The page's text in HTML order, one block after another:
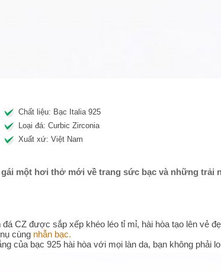
Chất liệu: Bạc Italia 925
Loại đá: Curbic Zirconia
Xuất xứ: Việt Nam
một hơi thở mới về trang sức bạc và những trải
CZ được sắp xếp khéo léo tỉ mỉ, hài hòa tạo lên vẻ
cùng nhẫn bạc.
của bạc 925 hài hòa với mọi làn da, bạn không phải